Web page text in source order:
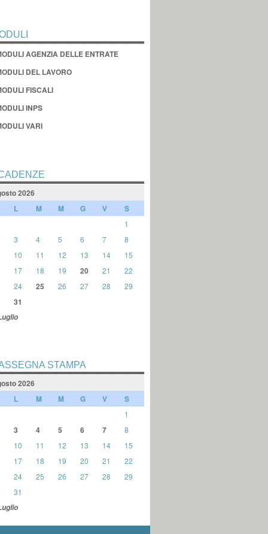
AGENZIA DELLE ENTRATE
DEL LAVORO
FISCALI
INPS
VARI
2026
L
M M G V S
1
3
4 5 6 7
8
10
11 12 13 14
15
17
18 19 20 21
22
24
25 26 27 28 29
31
STAMPA
2026
L
M M G V S
1
3 4 5 6 7
8
10
11 12 13 14
15
17
18 19 20 21
22
24
25 26 27 28
29
31